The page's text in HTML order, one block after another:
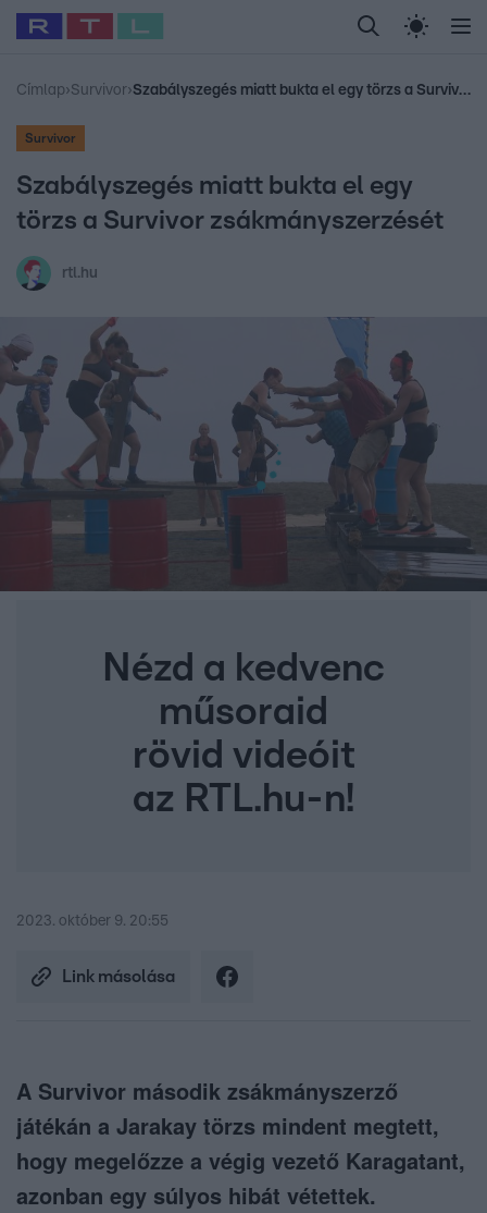
Legfrissebb RTL Híradó Randi Celeb vagyok,
Babits Marcella Most Wanted Gallusz
Címlap›Survivor› Szabályszegés miatt bukta el egy törzs a Survivor zsákmányszerzését
Survivor
Szabályszegés miatt bukta el egy
törzs a Survivor zsákmányszerzését
rtl.hu
Nézd a kedvenc
műsoraid
rövid videóit
az RTL.hu-n!
2023. október 9. 20:55
Link másolása
A Survivor második zsákmányszerző
játékán a Jarakay törzs mindent megtett,
hogy megelőzze a végig vezető Karagatant,
azonban egy súlyos hibát vétettek.